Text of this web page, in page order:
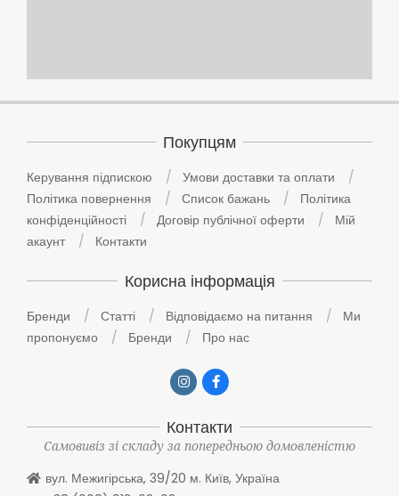
Покупцям
Керування підпискою
Умови доставки та оплати
Політика повернення
Список бажань
Політика
конфіденційності
Договір публічної оферти
Мій
акаунт
Контакти
Корисна інформація
Бренди Статті Відповідаємо на питання
Ми
пропонуємо
Бренди Про нас
Контакти
Самовивіз зі складу за попередньою домовленістю
вул. Межигірська, 39/20 м. Київ, Україна